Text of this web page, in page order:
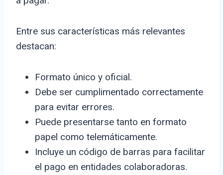
Entre sus características más relevantes
destacan:
Formato único y oficial.
Debe ser cumplimentado correctamente
para evitar errores.
Puede presentarse tanto en formato
papel como telemáticamente.
Incluye un código de barras para facilitar
el pago en entidades colaboradoras.